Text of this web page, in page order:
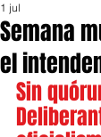
Semana
el
1 jul
Sin